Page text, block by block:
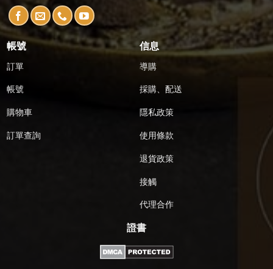
帳號
訂單
帳號
購物車
訂單查詢
信息
導購
採購、配送
隱私政策
使用條款
退貨政策
接觸
代理合作
證書